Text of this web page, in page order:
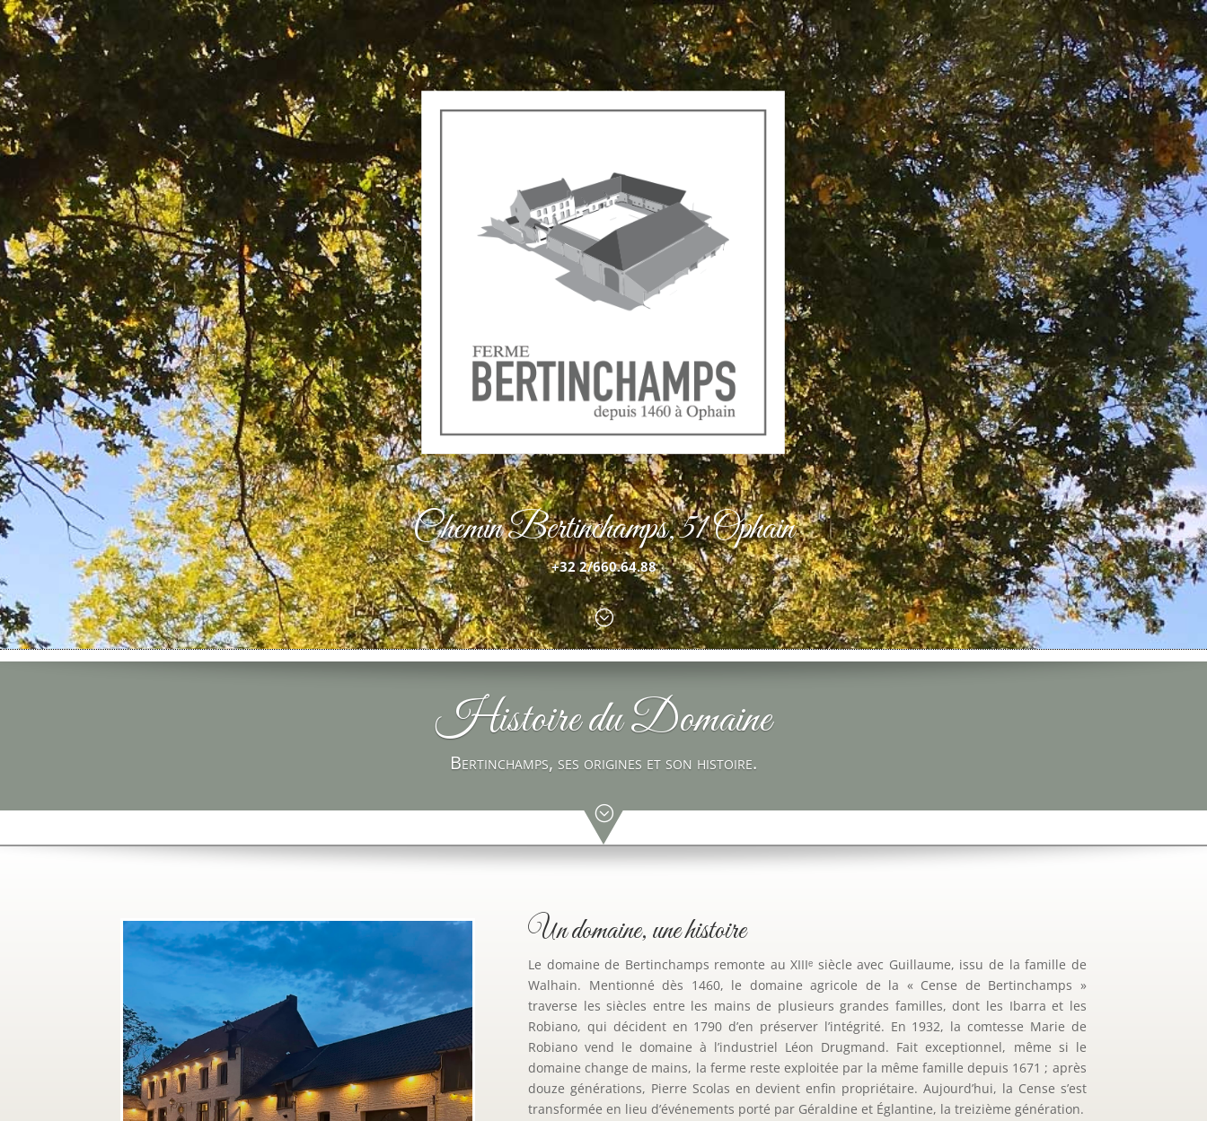
Chemin Bertinchamps, 51 Ophain
+32 2/660.64.88
;
Histoire du Domaine
Bertinchamps, ses origines et son histoire.
;
Un domaine, une histoire
Le domaine de Bertinchamps remonte au XIIIᵉ siècle avec Guillaume, issu de la famille de
Walhain. Mentionné dès 1460, le domaine agricole de la « Cense de Bertinchamps »
traverse les siècles entre les mains de plusieurs grandes familles, dont les Ibarra et les
Robiano, qui décident en 1790 d’en préserver l’intégrité. En 1932, la comtesse Marie de
Robiano vend le domaine à l’industriel Léon Drugmand. Fait exceptionnel, même si le
domaine change de mains, la ferme reste exploitée par la même famille depuis 1671 ; après
douze générations, Pierre Scolas en devient enfin propriétaire. Aujourd’hui, la Cense s’est
transformée en lieu d’événements porté par Géraldine et Églantine, la treizième génération.